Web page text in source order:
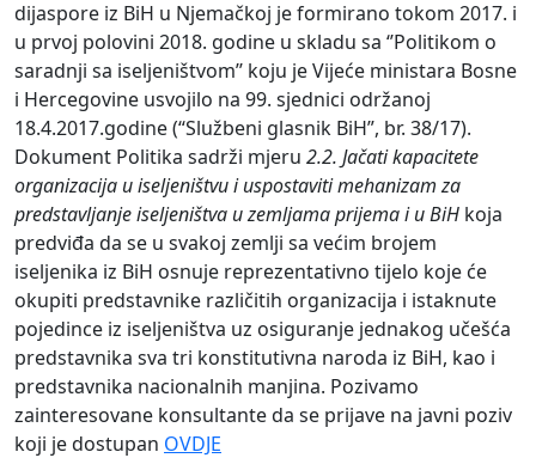
dijaspore iz BiH u Njemačkoj je formirano tokom 2017. i
u prvoj polovini 2018. godine u skladu sa ‘’Politikom o
saradnji sa iseljeništvom’’ koju je Vijeće ministara Bosne
i Hercegovine usvojilo na 99. sjednici održanoj
18.4.2017.godine (“Službeni glasnik BiH”, br. 38/17).
Dokument Politika sadrži mjeru 2.2. Jačati kapacitete
organizacija u iseljeništvu i uspostaviti mehanizam za
predstavljanje iseljeništva u zemljama prijema i u BiH koja
predviđa da se u svakoj zemlji sa većim brojem
iseljenika iz BiH osnuje reprezentativno tijelo koje će
okupiti predstavnike različitih organizacija i istaknute
pojedince iz iseljeništva uz osiguranje jednakog učešća
predstavnika sva tri konstitutivna naroda iz BiH, kao i
predstavnika nacionalnih manjina. Pozivamo
zainteresovane konsultante da se prijave na javni poziv
koji je dostupan OVDJE